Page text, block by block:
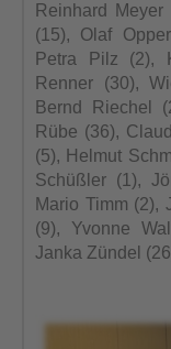
Reinhard
(15), Olaf
Petra Pilz (2),
Renner (30),
Bernd Riechel
Rübe (36),
(5), Helmut
Schüßler (1),
Mario Timm (2),
(9), Yvonne
Janka Zündel